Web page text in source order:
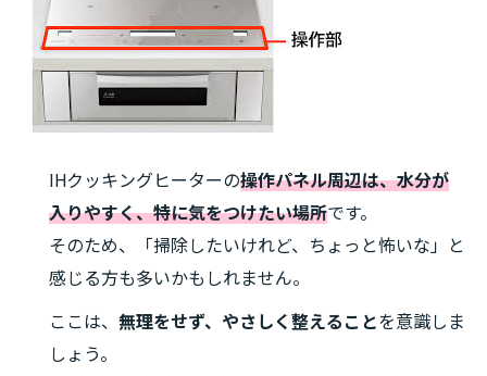
IHクッキングヒーターの操作パネル周辺は、水分が
入りやすく、特に気をつけたい場所です。
そのため、「掃除したいけれど、ちょっと怖いな」と
感じる方も多いかもしれません。
ここは、 無理をせず、やさしく整えることを意識しま
しょう。